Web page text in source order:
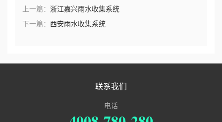
上一篇： 浙江嘉兴雨水收集系统
下一篇： 西安雨水收集系统
联系我们
电话